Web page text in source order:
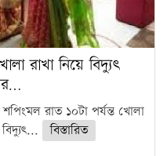
রাখা নিয়ে বিদ্যুৎ
রাত ১০টা পর্যন্ত খোলা
বিস্তারিত